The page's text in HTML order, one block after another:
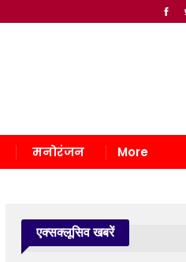
मनोरंजन More
एक्सक्लूसिव खबरें